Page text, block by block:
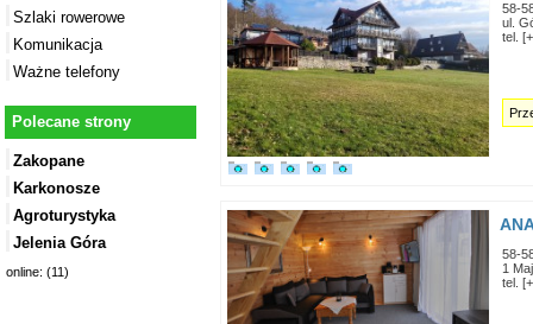
Szlaki rowerowe
Komunikacja
Ważne telefony
Polecane strony
Zakopane
Karkonosze
Agroturystyka
Jelenia Góra
online: (11)
58-
ul.
tel.
58-
1
tel.